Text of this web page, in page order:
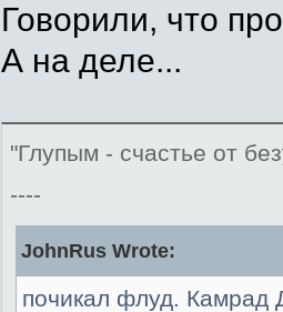
Говорили, что
А на деле...
"Глупым - счастье от
----
JohnRus Wrote:
почикал флуд. Камрад